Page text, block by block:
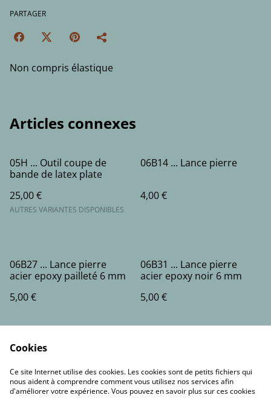
PARTAGER
Non compris élastique
Articles connexes
05H ... Outil coupe de
bande de latex plate
25,00 €
AUTRES VARIANTES DISPONIBLES
06B14 ... Lance pierre
4,00 €
06B27 ... Lance pierre
acier epoxy pailleté 6 mm
5,00 €
06B31 ... Lance pierre
acier epoxy noir 6 mm
5,00 €
Cookies
Ce site Internet utilise des cookies. Les cookies sont de petits fichiers qui
nous aident à comprendre comment vous utilisez nos services afin
d'améliorer votre expérience. Vous pouvez en savoir plus sur ces cookies